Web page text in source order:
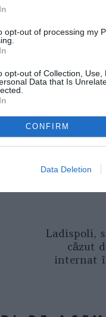
opt-out of processing my
opt-out of Collection,
Data that Is
CONFIRM
Data Deletion
poveste,
gol. Italianul a fost
copilul de doi ani,
GAZETA
din-austria-cu-
Ladispoli,
căzut
internat